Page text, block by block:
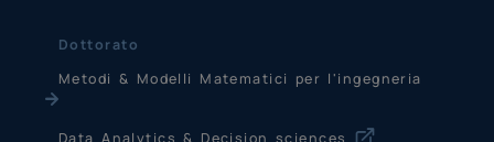
Dottorato
Metodi & Modelli Matematici per l'ingegneria
Data Analytics & Decision sciences